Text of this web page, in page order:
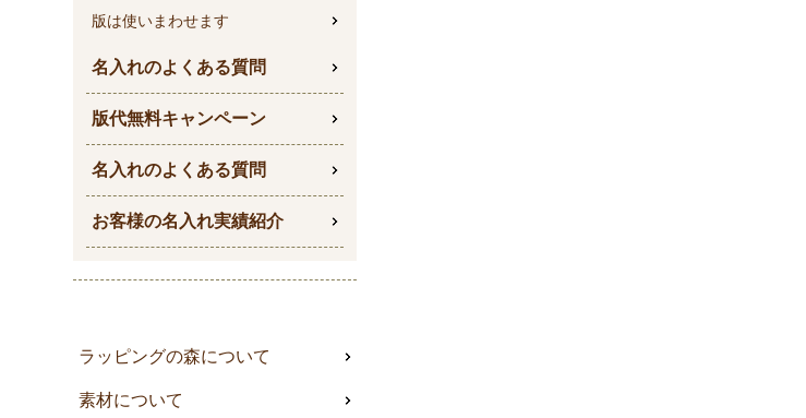
版は使いまわせます
名入れのよくある質問
版代無料キャンペーン
名入れのよくある質問
お客様の名入れ実績紹介
ラッピングの森について
素材について